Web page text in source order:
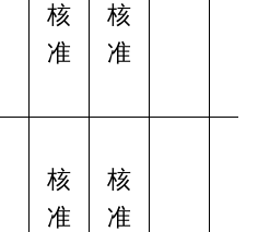
核
准
核
准
核
准
核
准